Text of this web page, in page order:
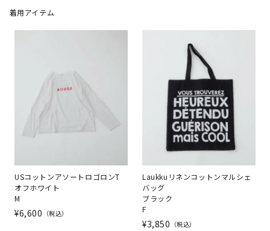
着用アイテム
USコットンアソートロゴロンT
オフホワイト
M
¥6,600 税込
Laukkuリネンコットンマルシェ
バッグ
ブラック
F
¥3,850 税込